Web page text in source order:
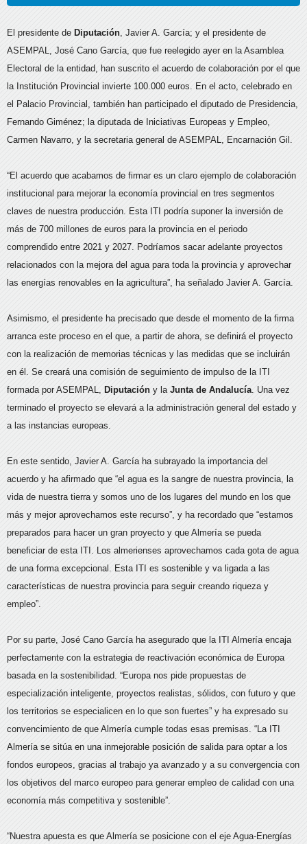
El presidente de Diputación, Javier A. García; y el presidente de
ASEMPAL, José Cano García, que fue reelegido ayer en la Asamblea
Electoral de la entidad, han suscrito el acuerdo de colaboración por el que
la Institución Provincial invierte 100.000 euros. En el acto, celebrado en
el Palacio Provincial, también han participado el diputado de Presidencia,
Fernando Giménez; la diputada de Iniciativas Europeas y Empleo,
Carmen Navarro, y la secretaria general de ASEMPAL, Encarnación Gil.
“El acuerdo que acabamos de firmar es un claro ejemplo de colaboración
institucional para mejorar la economía provincial en tres segmentos
claves de nuestra producción. Esta ITI podría suponer la inversión de
más de 700 millones de euros para la provincia en el periodo
comprendido entre 2021 y 2027. Podríamos sacar adelante proyectos
relacionados con la mejora del agua para toda la provincia y aprovechar
las energías renovables en la agricultura”, ha señalado Javier A. García.
Asimismo, el presidente ha precisado que desde el momento de la firma
arranca este proceso en el que, a partir de ahora, se definirá el proyecto
con la realización de memorias técnicas y las medidas que se incluirán
en él. Se creará una comisión de seguimiento de impulso de la ITI
formada por ASEMPAL, Diputación y la Junta de Andalucía. Una vez
terminado el proyecto se elevará a la administración general del estado y
a las instancias europeas.
En este sentido, Javier A. García ha subrayado la importancia del
acuerdo y ha afirmado que “el agua es la sangre de nuestra provincia, la
vida de nuestra tierra y somos uno de los lugares del mundo en los que
más y mejor aprovechamos este recurso”, y ha recordado que “estamos
preparados para hacer un gran proyecto y que Almería se pueda
beneficiar de esta ITI. Los almerienses aprovechamos cada gota de agua
de una forma excepcional. Esta ITI es sostenible y va ligada a las
características de nuestra provincia para seguir creando riqueza y
empleo”.
Por su parte, José Cano García ha asegurado que la ITI Almería encaja
perfectamente con la estrategia de reactivación económica de Europa
basada en la sostenibilidad. “Europa nos pide propuestas de
especialización inteligente, proyectos realistas, sólidos, con futuro y que
los territorios se especialicen en lo que son fuertes” y ha expresado su
convencimiento de que Almería cumple todas esas premisas. “La ITI
Almería se sitúa en una inmejorable posición de salida para optar a los
fondos europeos, gracias al trabajo ya avanzado y a su convergencia con
los objetivos del marco europeo para generar empleo de calidad con una
economía más competitiva y sostenible”.
“Nuestra apuesta es que Almería se posicione con el eje Agua-Energías